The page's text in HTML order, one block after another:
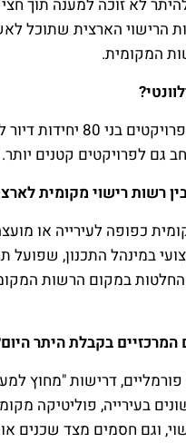
לא זוכה למענה תוך
הרישוי הארצית שתוכל
המקומית.
ליזמים של פרויקטים בני
גם לפרויקטים קטנים יותר.
רשות רישוי מקומית
כפופה לעירייה או
במינהל התכנון,
החלטות במקום הרשות
בקבלת היתר
פורמליים, דרישות "מחוץ
בעירייה, פוליטיקה
וגם חסמים מצד שכנים